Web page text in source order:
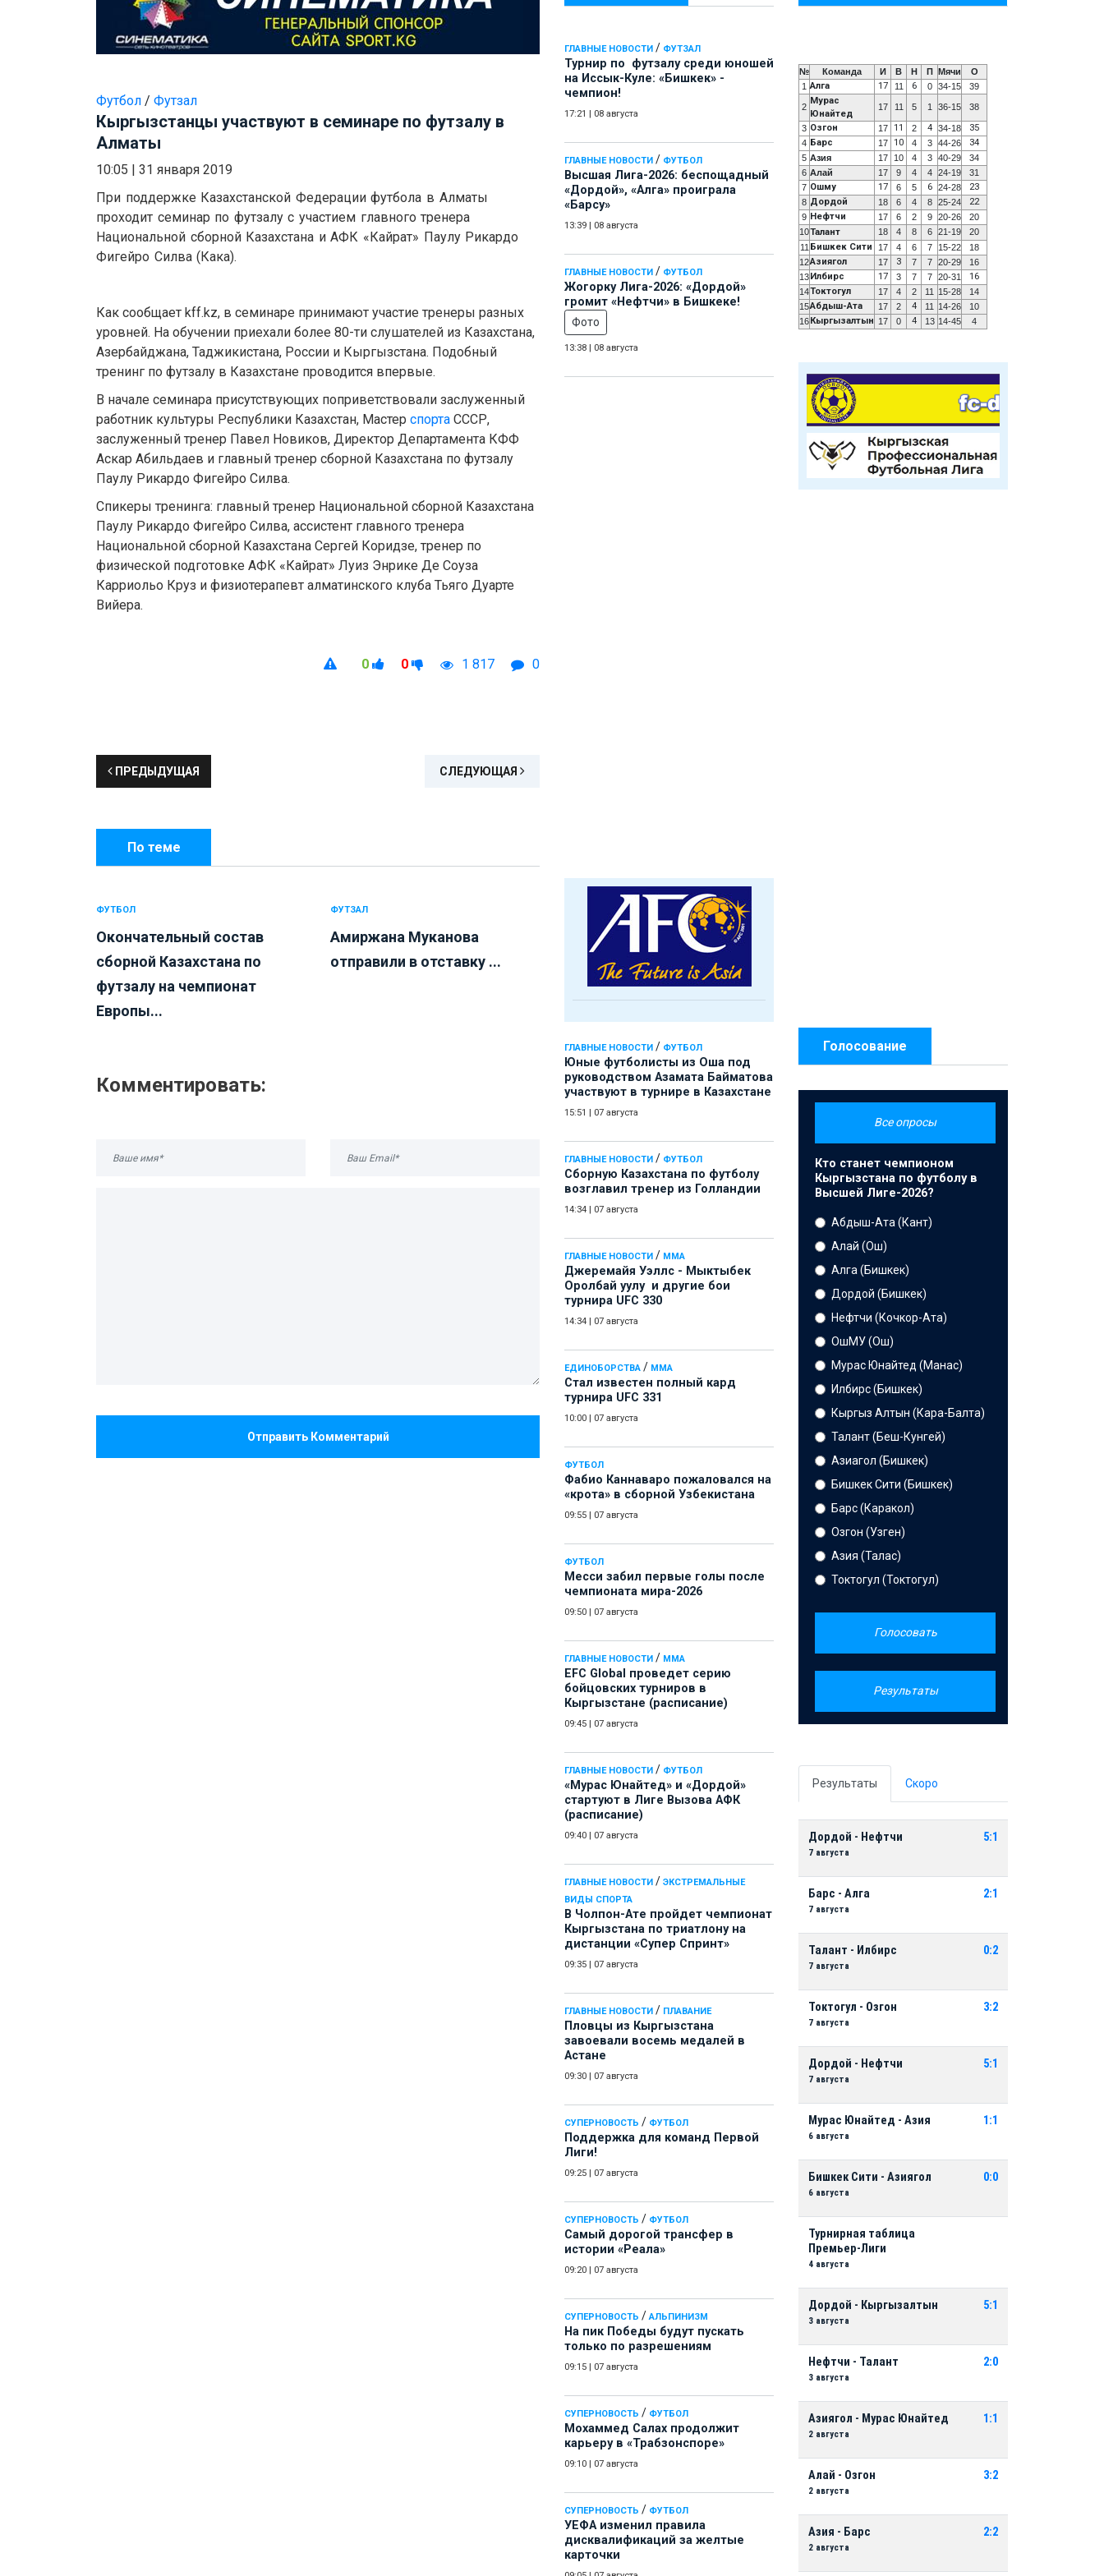
ГЛАВНЫЕ НОВОСТИ / ФУТЗАЛ
Турнир по футзалу среди юношей
на Иссык-Куле: «Бишкек» -
чемпион!
17:21 08 августа
ГЛАВНЫЕ НОВОСТИ / ФУТБОЛ
Высшая Лига-2026: беспощадный
«Дордой», «Алга» проиграла
«Барсу»
13:39 08 августа
ГЛАВНЫЕ НОВОСТИ / ФУТБОЛ
Жогорку Лига-2026: «Дордой»
громит «Нефтчи» в Бишкеке!
Фото
13:38 08 августа
ГЛАВНЫЕ НОВОСТИ / ФУТБОЛ
Юные футболисты из Оша под
руководством Азамата Байматова
участвуют в турнире в Казахстане
15:51 07 августа
ГЛАВНЫЕ НОВОСТИ / ФУТБОЛ
Сборную Казахстана по футболу
возглавил тренер из Голландии
14:34 07 августа
ГЛАВНЫЕ НОВОСТИ / ММА
Джеремайя Уэллс - Мыктыбек
Оролбай уулу и другие бои
турнира UFC 330
14:34 07 августа
ЕДИНОБОРСТВА / ММА
Стал известен полный кард
турнира UFC 331
10:00 07 августа
ФУТБОЛ
Фабио Каннаваро пожаловался на
«крота» в сборной Узбекистана
09:55 07 августа
ФУТБОЛ
Месси забил первые голы после
чемпионата мира-2026
09:50 07 августа
ГЛАВНЫЕ НОВОСТИ / ММА
EFC Global проведет серию
бойцовских турниров в
Кыргызстане (расписание)
09:45 07 августа
ГЛАВНЫЕ НОВОСТИ / ФУТБОЛ
«Мурас Юнайтед» и «Дордой»
стартуют в Лиге Вызова АФК
(расписание)
09:40 07 августа
ГЛАВНЫЕ НОВОСТИ / ЭКСТРЕМАЛЬНЫЕ
ВИДЫ СПОРТА
В Чолпон-Ате пройдет чемпионат
Кыргызстана по триатлону на
дистанции «Супер Спринт»
09:35 07 августа
ГЛАВНЫЕ НОВОСТИ / ПЛАВАНИЕ
Пловцы из Кыргызстана
завоевали восемь медалей в
Астане
09:30 07 августа
СУПЕРНОВОСТЬ / ФУТБОЛ
Поддержка для команд Первой
Лиги!
09:25 07 августа
СУПЕРНОВОСТЬ / ФУТБОЛ
Самый дорогой трансфер в
истории «Реала»
09:20 07 августа
СУПЕРНОВОСТЬ / АЛЬПИНИЗМ
На пик Победы будут пускать
только по разрешениям
09:15 07 августа
СУПЕРНОВОСТЬ / ФУТБОЛ
Мохаммед Салах продолжит
карьеру в «Трабзонспоре»
09:10 07 августа
СУПЕРНОВОСТЬ / ФУТБОЛ
УЕФА изменил правила
дисквалификаций за желтые
карточки
Футбол / Футзал
Кыргызстанцы участвуют в семинаре по футзалу в
Алматы
10:05
31 января 2019
При поддержке Казахстанской Федерации футбола в Алматы
проходит семинар по футзалу с участием главного тренера
Национальной сборной Казахстана и АФК « Кайрат» Паулу Рикардо
Фигейро Силва (Кака).
Как сообщает kff.kz, в семинаре принимают участие тренеры разных
уровней. На обучении приехали более 80-ти слушателей из Казахстана,
Азербайджана, Таджикистана, России и Кыргызстана. Подобный
тренинг по футзалу в Казахстане проводится впервые.
В начале семинара присутствующих поприветствовали заслуженный
работник культуры Республики Казахстан, Мастер спорта СССР,
заслуженный тренер Павел Новиков, Директор Департамента КФФ
Аскар Абильдаев и главный тренер сборной Казахстана по футзалу
Паулу Рикардо Фигейро Силва.
Спикеры тренинга: главный тренер Национальной сборной Казахстана
Паулу Рикардо Фигейро Силва, ассистент главного тренера
Национальной сборной Казахстана Сергей Коридзе, тренер по
физической подготовке АФК «Кайрат» Луиз Энрике Де Соуза
Карриольо Круз и физиотерапевт алматинского клуба Тьяго Дуарте
Вийера.
0 0 1 817 0
ПРЕДЫДУЩАЯ СЛЕДУЮЩАЯ
По теме
ФУТБОЛ
Окончательный состав
сборной Казахстана по
футзалу на чемпионат
Европы...
ФУТЗАЛ
Амиржана Муканова
отправили в отставку ...
Комментировать:
Отправить Комментарий
№ Команда И В Н П Мячи
О
1 Алга 17 11 6 0 34-15 39
2
Мурас
Юнайтед
17 11 5 1 36-15 38
3 Озгон 17 11 2 4 34-18 35
4 Барс 17 10 4 3 44-26 34
5 Азия 17 10 4 3 40-29
34
6 Алай 17 9 4 4 24-19
31
7 Ошму 17 6 5 6 24-28 23
8 Дордой 18 6 4 8 25-24 22
9 Нефтчи 17 6 2 9 20-26
20
10Талант 18 4 8 6 21-19
20
11 Бишкек Сити 17 4 6 7 15-22
18
12Азиягол 17 3 7 7 20-29
16
13 Илбирс 17 3 7 7 20-31 16
14Токтогул 17 4 2 11 15-28
14
15Абдыш-Ата 17 2 4 11 14-26
10
16 Кыргызалтын 17 0 4 13 14-45 4
Голосование
Все опросы
Кто станет чемпионом
Кыргызстана по футболу в
Высшей Лиге-2026?
Абдыш-Ата (Кант)
Алай (Ош)
Алга (Бишкек)
Дордой (Бишкек)
Нефтчи (Кочкор-Ата)
ОшМУ (Ош)
Мурас Юнайтед (Манас)
Илбирс (Бишкек)
Кыргыз Алтын (Кара-Балта)
Талант (Беш-Кунгей)
Азиагол (Бишкек)
Бишкек Сити (Бишкек)
Барс (Каракол)
Озгон (Узген)
Азия (Талас)
Токтогул (Токтогул)
Голосовать
Результаты
Результаты Скоро
Дордой - Нефтчи
7 августа
5:1
Барс - Алга
7 августа
2:1
Талант - Илбирс
7 августа
0:2
Токтогул - Озгон
7 августа
3:2
Дордой - Нефтчи
7 августа
5:1
Мурас Юнайтед - Азия
6 августа
1:1
Бишкек Сити - Азиягол
6 августа
0:0
Турнирная таблица
Премьер-Лиги
4 августа
Дордой - Кыргызалтын
3 августа
5:1
Нефтчи - Талант
3 августа
2:0
Азиягол - Мурас Юнайтед
2 августа
1:1
Алай - Озгон
2 августа
3:2
Азия - Барс
2 августа
2:2